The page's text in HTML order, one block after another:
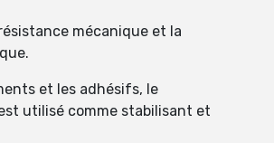
mécanique et la
et les adhésifs, le
utilisé comme stabilisant et